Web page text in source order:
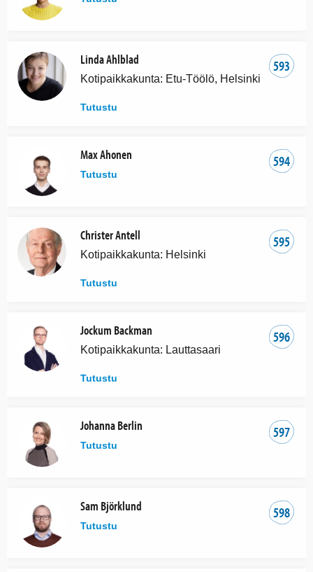
593
Linda Ahlblad
Kotipaikkakunta: Etu-Töölö, Helsinki
Tutustu
594
Max Ahonen
Tutustu
595
Christer Antell
Kotipaikkakunta: Helsinki
Tutustu
596
Jockum Backman
Kotipaikkakunta: Lauttasaari
Tutustu
597
Johanna Berlin
Tutustu
598
Sam Björklund
Tutustu